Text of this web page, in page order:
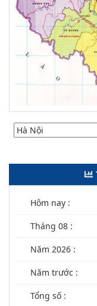
Hôm nay :
Tháng 08 :
Năm 2026 :
Năm trước :
Tổng số :